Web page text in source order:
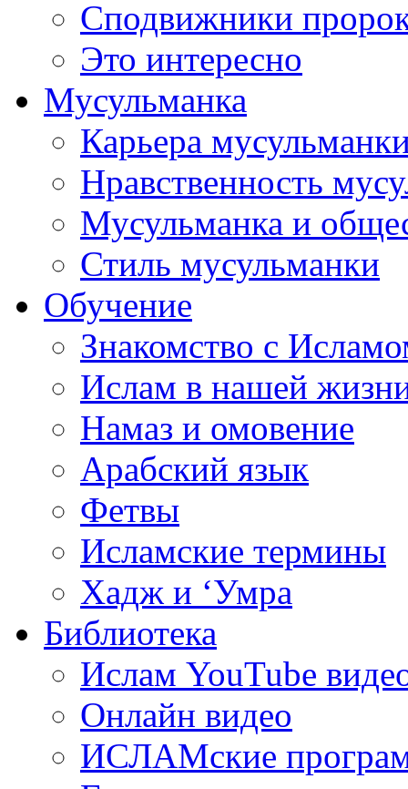
Сподвижники
Это интересно
Мусульманка
Карьера
Нравственность
Мусульманка и
Стиль мусульманки
Обучение
Знакомство с
Ислам в нашей
Намаз и омовение
Арабский язык
Фетвы
Исламские термины
Хадж и ‘Умра
Библиотека
Ислам YouTube
Онлайн видео
ИСЛАМские